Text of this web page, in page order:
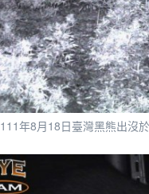
111年8月18日臺灣黑熊出沒